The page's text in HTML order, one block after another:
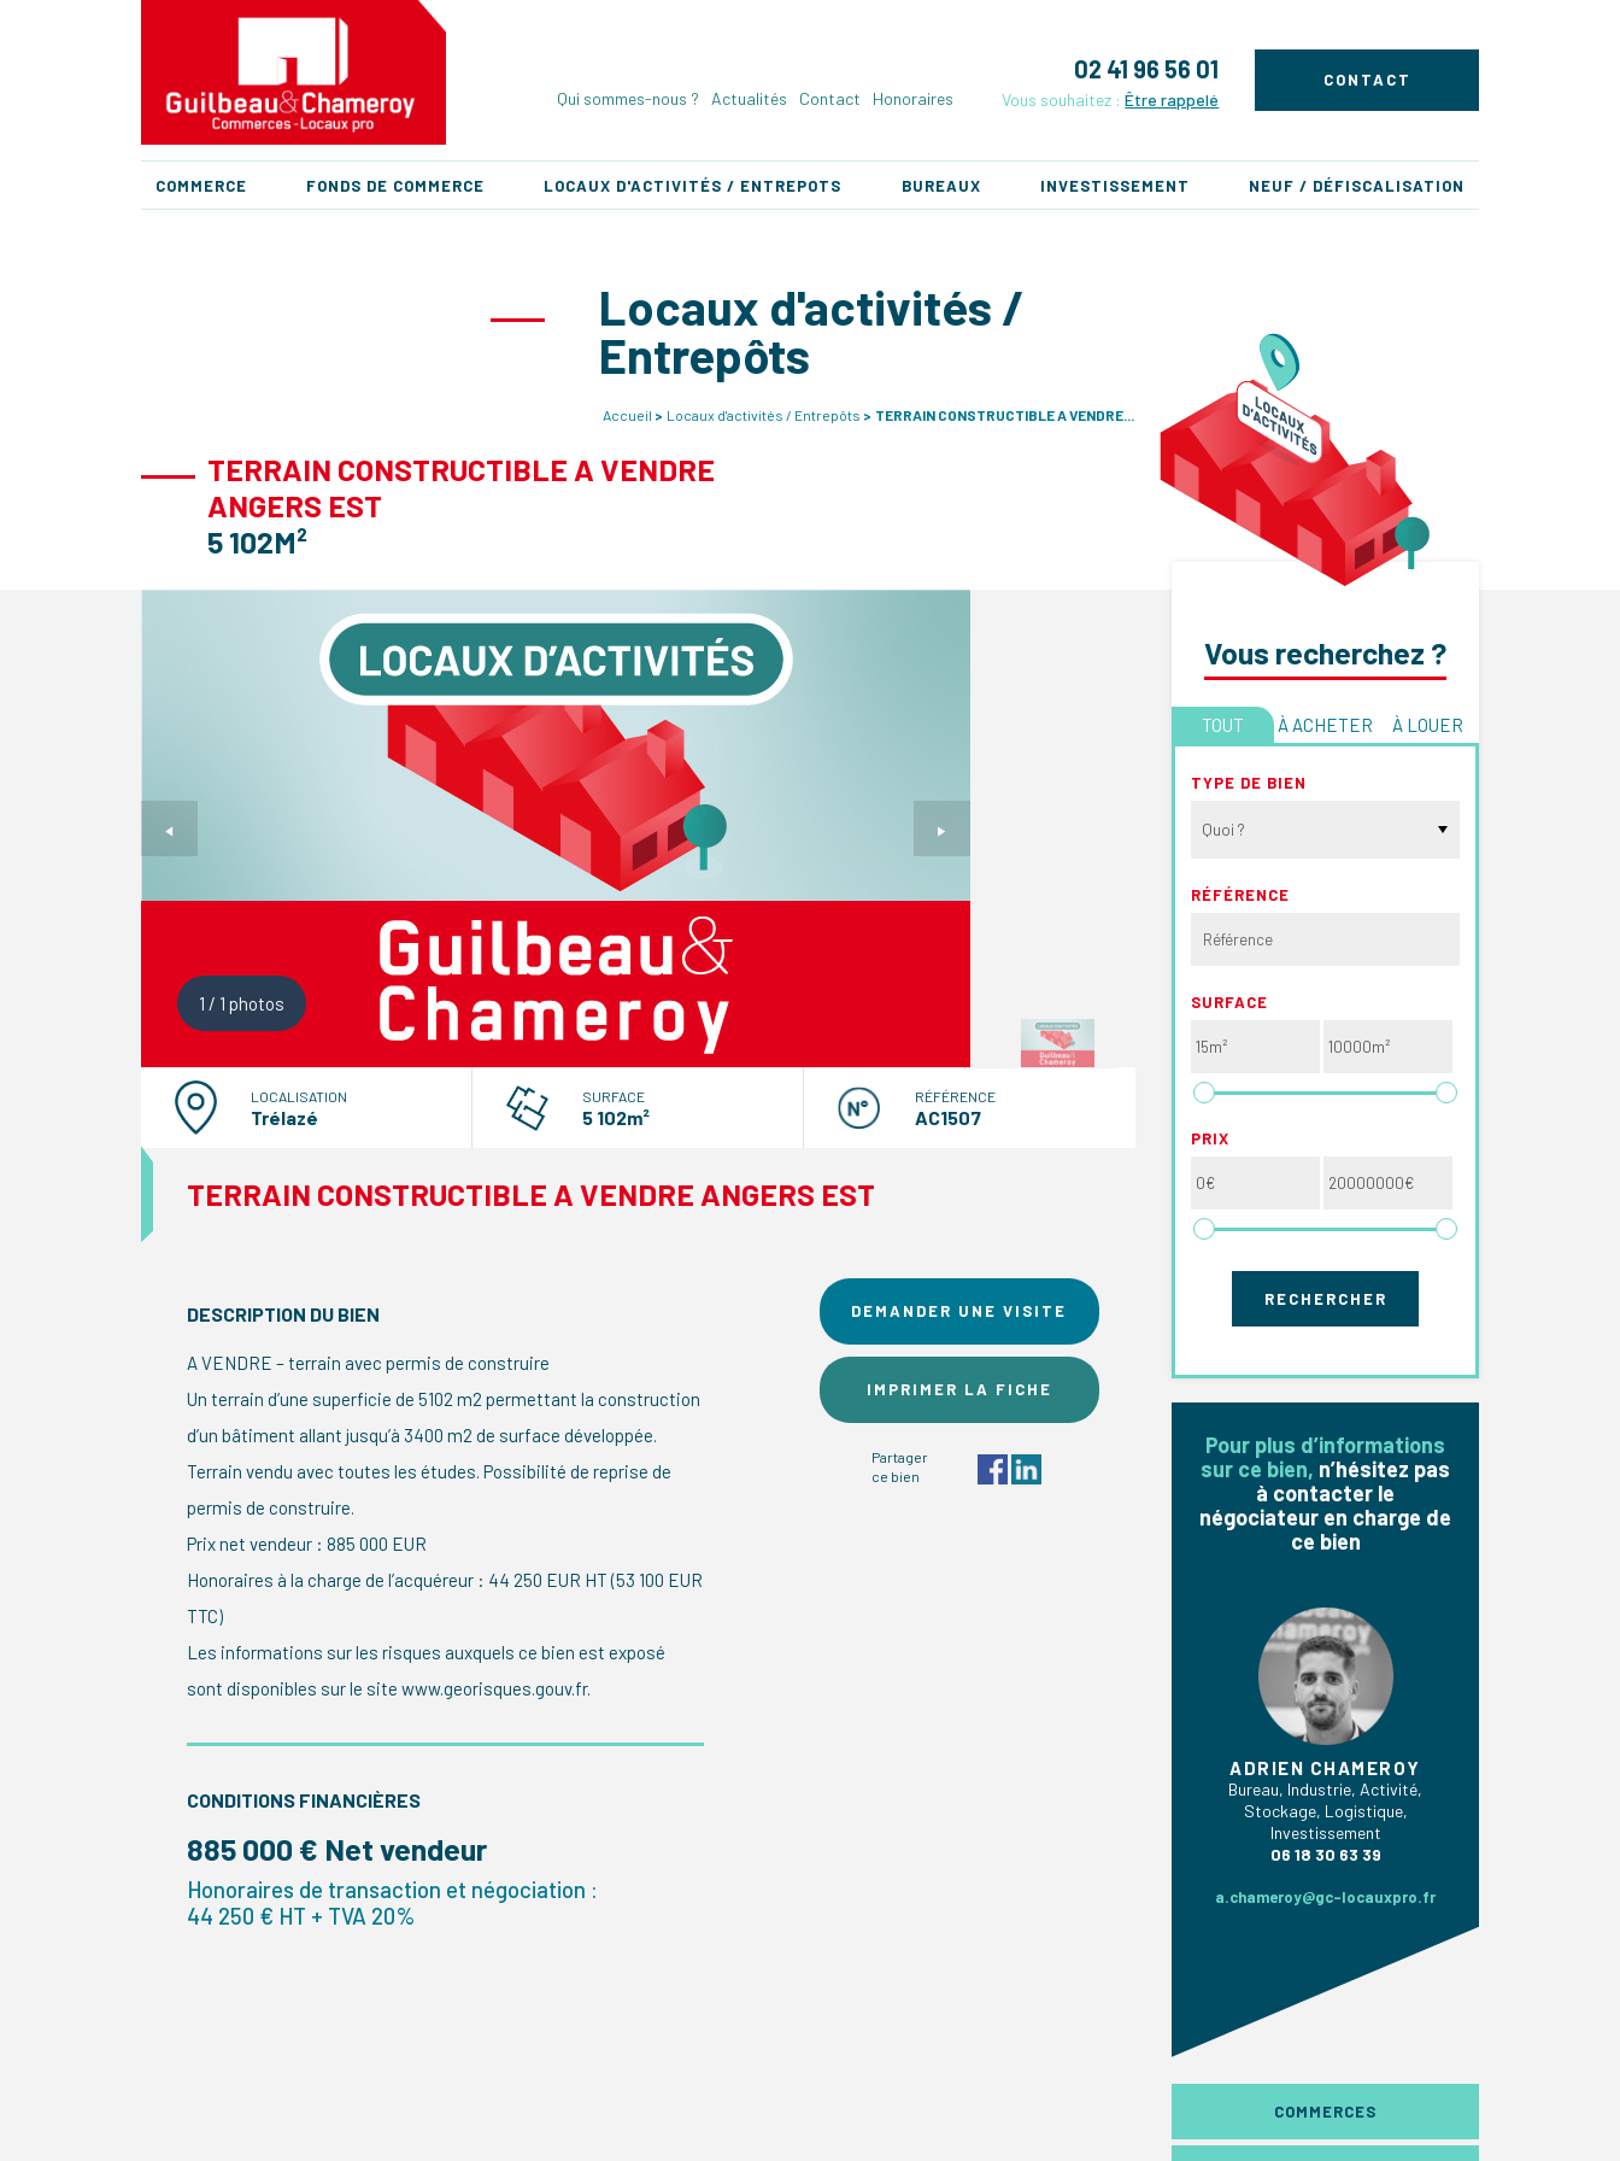
Qui sommes-nous ? Actualités Contact Honoraires
02 41 96 56 01
Vous souhaitez :Être rappelé
CONTACT
COMMERCE FONDS DE COMMERCE LOCAUX D'ACTIVITÉS / ENTREPOTS BUREAUX INVESTISSEMENT NEUF / DÉFISCALISATION
Locaux d'activités /
Entrepôts
Accueil Locaux d'activités / Entrepôts TERRAIN CONSTRUCTIBLE A VENDRE...
TERRAIN CONSTRUCTIBLE A VENDRE
ANGERS EST
5 102M²
1 / 1 photos
LOCALISATION
Trélazé
SURFACE
5 102m²
RÉFÉRENCE
AC1507
TERRAIN CONSTRUCTIBLE A VENDRE ANGERS EST
DESCRIPTION DU BIEN
A VENDRE – terrain avec permis de construire
Un terrain d’une superficie de 5102 m2 permettant la construction
d’un bâtiment allant jusqu’à 3400 m2 de surface développée.
Terrain vendu avec toutes les études. Possibilité de reprise de
permis de construire.
Prix net vendeur : 885 000 EUR
Honoraires à la charge de l’acquéreur : 44 250 EUR HT (53 100 EUR
TTC)
Les informations sur les risques auxquels ce bien est exposé
sont disponibles sur le site www.georisques.gouv.fr.
CONDITIONS FINANCIÈRES
885 000 € Net vendeur
Honoraires de transaction et négociation :
44 250 € HT + TVA 20%
DEMANDER UNE VISITE
IMPRIMER LA FICHE
Partager
ce bien
Vous recherchez ?
TOUT À ACHETER À LOUER
TYPE DE BIEN
Quoi ?
RÉFÉRENCE
SURFACE
PRIX
Pour plus d’informations
sur ce bien, n’hésitez pas
à contacter le
négociateur en charge de
ce bien
ADRIEN CHAMEROY
Bureau, Industrie, Activité,
Stockage, Logistique,
Investissement
06 18 30 63 39
a.chameroy@gc-locauxpro.fr
COMMERCES